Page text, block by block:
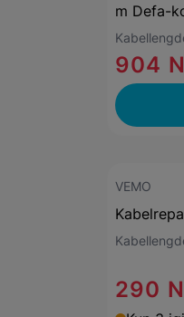
m Defa-
904
VEMO
290